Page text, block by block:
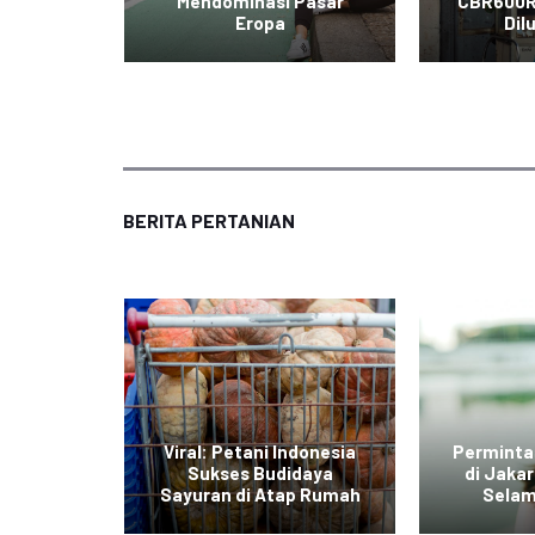
Eropa
BERITA PERTANIAN
Viral: Petani Indonesia
Sukses Budidaya
Sayuran di Atap Rumah
di